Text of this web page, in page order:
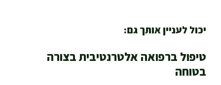
יכול לעניין אותך גם:
טיפול ברפואה אלטרנטיבית בצורה
בטוחה